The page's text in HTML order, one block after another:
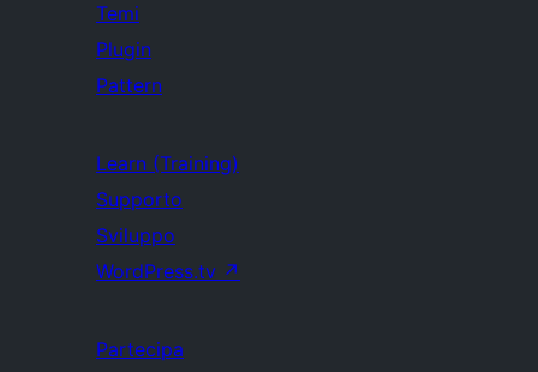
Temi
Plugin
Pattern
Learn (Training)
Supporto
Sviluppo
WordPress.tv ↗
Partecipa